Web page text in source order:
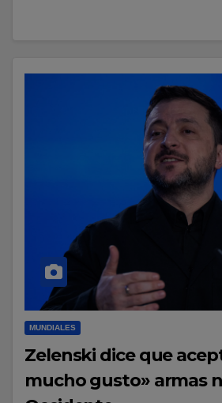
MUNDIALES
Zelenski dice que
mucho gusto» armas